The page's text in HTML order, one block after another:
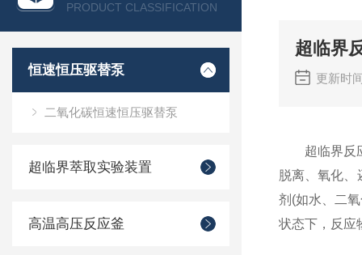
PRODUCT CLASSIFICATION
恒速恒压驱替泵
二氧化碳恒速恒压驱替泵
超临界萃取实验装置
高温高压反应釜
超临界
更新时
超临界反应
脱离、氧化
剂(如水、二
状态下，反应